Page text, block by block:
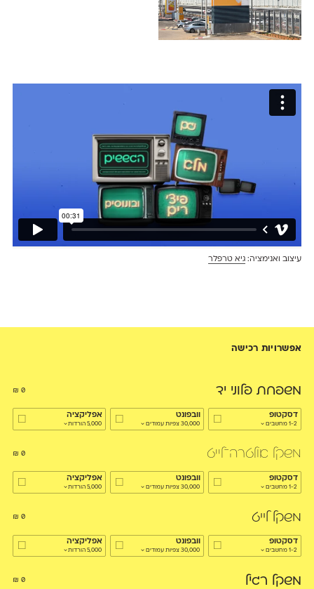
עיצוב ואנימציה: גיא טרפלר
אפשרויות רכישה
משפחת פלוני יד
דסקטופ
1-2 מחשבים
וובפונט
30,000 צפיות עמודים
אפליקציה
5,000 הורדות
0
₪
משקל אולטרה־לייט
דסקטופ
1-2 מחשבים
וובפונט
30,000 צפיות עמודים
אפליקציה
5,000 הורדות
0
₪
משקל לייט
דסקטופ
1-2 מחשבים
וובפונט
30,000 צפיות עמודים
אפליקציה
5,000 הורדות
0
₪
משקל רגיל 0
₪